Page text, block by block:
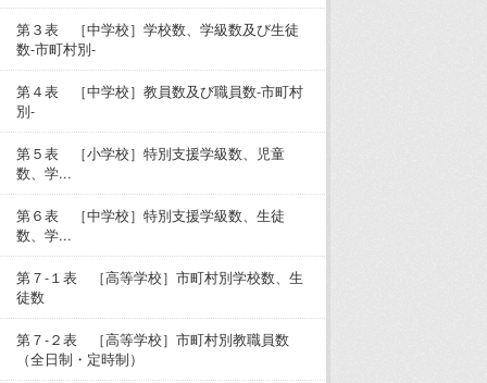
第３表 ［中学校］学校数、学級数及び生徒
数-市町村別-
第４表 ［中学校］教員数及び職員数-市町村
別-
第５表 ［小学校］特別支援学級数、児童
数、学...
第６表 ［中学校］特別支援学級数、生徒
数、学...
第７-１表 ［高等学校］市町村別学校数、生
徒数
第７-２表 ［高等学校］市町村別教職員数
（全日制・定時制）